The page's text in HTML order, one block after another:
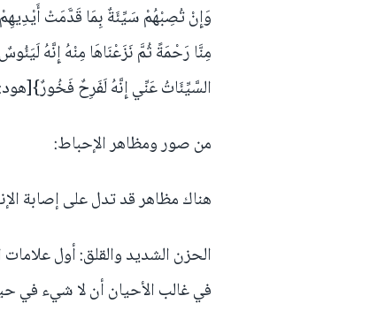
مِنَّا رَحْمَةً ثُمَّ نَزَعْنَاهَا مِنْهُ إِنَّهُ
السَّيِّئَاتُ عَنِّي إِنَّهُ لَفَرِحٌ فَخُورٌ}[هود:9-
من صور ومظاهر الإحباط:
هناك مظاهر قد تدل على إصابة
الحزن الشديد والقلق: أول
في غالب الأحيان أن لا شيء في